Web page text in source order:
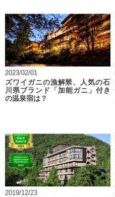
2023/02/01
ズワイガニの漁解禁、人気の石
川県ブランド「加能ガニ」付き
の温泉宿は？
2019/12/23